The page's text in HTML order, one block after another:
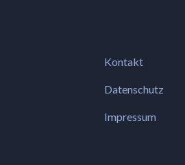
Kontakt
Datenschutz
Impressum